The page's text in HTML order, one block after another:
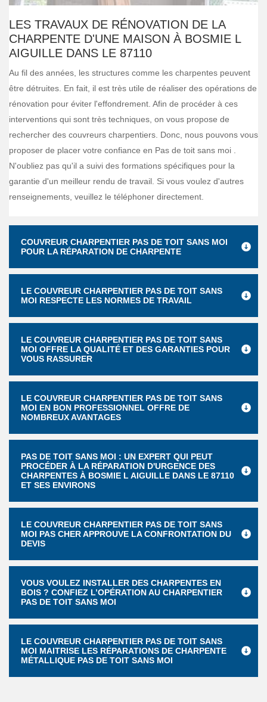
LES TRAVAUX DE RÉNOVATION DE LA
CHARPENTE D'UNE MAISON À BOSMIE L
AIGUILLE DANS LE 87110
Au fil des années, les structures comme les charpentes peuvent
être détruites. En fait, il est très utile de réaliser des opérations de
rénovation pour éviter l'effondrement. Afin de procéder à ces
interventions qui sont très techniques, on vous propose de
rechercher des couvreurs charpentiers. Donc, nous pouvons vous
proposer de placer votre confiance en Pas de toit sans moi .
N'oubliez pas qu'il a suivi des formations spécifiques pour la
garantie d'un meilleur rendu de travail. Si vous voulez d'autres
renseignements, veuillez le téléphoner directement.
COUVREUR CHARPENTIER PAS DE TOIT SANS MOI
POUR LA RÉPARATION DE CHARPENTE
LE COUVREUR CHARPENTIER PAS DE TOIT SANS
MOI RESPECTE LES NORMES DE TRAVAIL
LE COUVREUR CHARPENTIER PAS DE TOIT SANS
MOI OFFRE LA QUALITÉ ET DES GARANTIES POUR
VOUS RASSURER
LE COUVREUR CHARPENTIER PAS DE TOIT SANS
MOI EN BON PROFESSIONNEL OFFRE DE
NOMBREUX AVANTAGES
PAS DE TOIT SANS MOI : UN EXPERT QUI PEUT
PROCÉDER À LA RÉPARATION D'URGENCE DES
CHARPENTES À BOSMIE L AIGUILLE DANS LE 87110
ET SES ENVIRONS
LE COUVREUR CHARPENTIER PAS DE TOIT SANS
MOI PAS CHER APPROUVE LA CONFRONTATION DU
DEVIS
VOUS VOULEZ INSTALLER DES CHARPENTES EN
BOIS ? CONFIEZ L’OPÉRATION AU CHARPENTIER
PAS DE TOIT SANS MOI
LE COUVREUR CHARPENTIER PAS DE TOIT SANS
MOI MAITRISE LES RÉPARATIONS DE CHARPENTE
MÉTALLIQUE PAS DE TOIT SANS MOI